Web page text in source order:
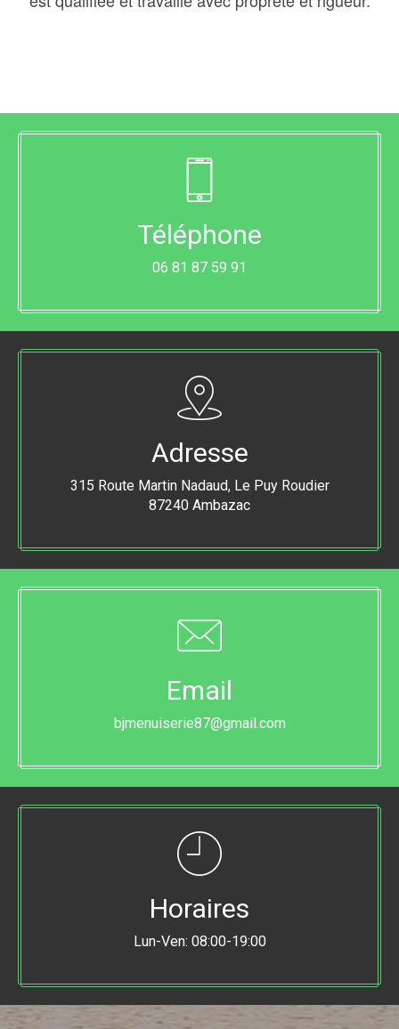
Téléphone
06 81 87 59 91
Adresse
315 Route Martin Nadaud, Le Puy Roudier
87240 Ambazac
Email
bjmenuiserie87@gmail.com
Horaires
Lun-Ven: 08:00-19:00